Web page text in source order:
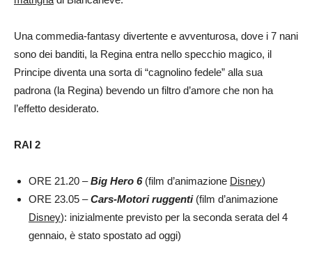
Una commedia-fantasy divertente e avventurosa, dove i 7 nani
sono dei banditi, la Regina entra nello specchio magico, il
Principe diventa una sorta di “cagnolino fedele” alla sua
padrona (la Regina) bevendo un filtro d’amore che non ha
l’effetto desiderato.
RAI 2
ORE 21.20 –Big Hero 6(film d’animazione Disney)
ORE 23.05 –Cars-Motori ruggenti (film d’animazione
Disney): inizialmente previsto per la seconda serata del 4
gennaio, è stato spostato ad oggi)